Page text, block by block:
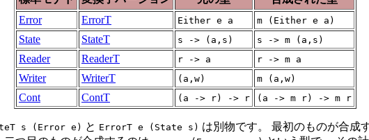
Error
ErrorT Either e a m (Either e a)
State StateT s -> (a,s) s -> m (a,s)
Reader ReaderT r -> a r -> m a
Writer WriterT (a,w) m (a,w)
Cont ContT (a -> r) -> r (a -> m r) -> m r
s (Error e) と ErrorT e (State s) は別物です。 最初のものが合成